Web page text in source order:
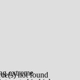
not found
extreme